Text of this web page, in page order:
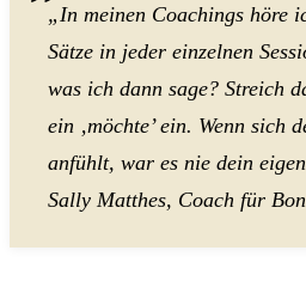
„In meinen Coachings höre
Sätze in jeder einzelnen
was ich dann sage? Streich
ein ‚möchte’ ein. Wenn sich
anfühlt, war es nie dein
Sally Matthes, Coach für